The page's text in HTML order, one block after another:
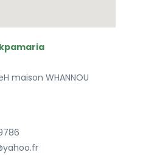
maison WHANNOU